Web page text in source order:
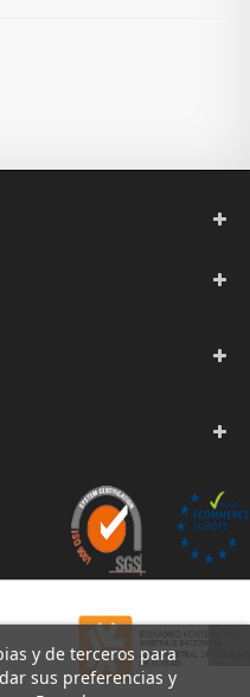
y de terceros para
sus preferencias y